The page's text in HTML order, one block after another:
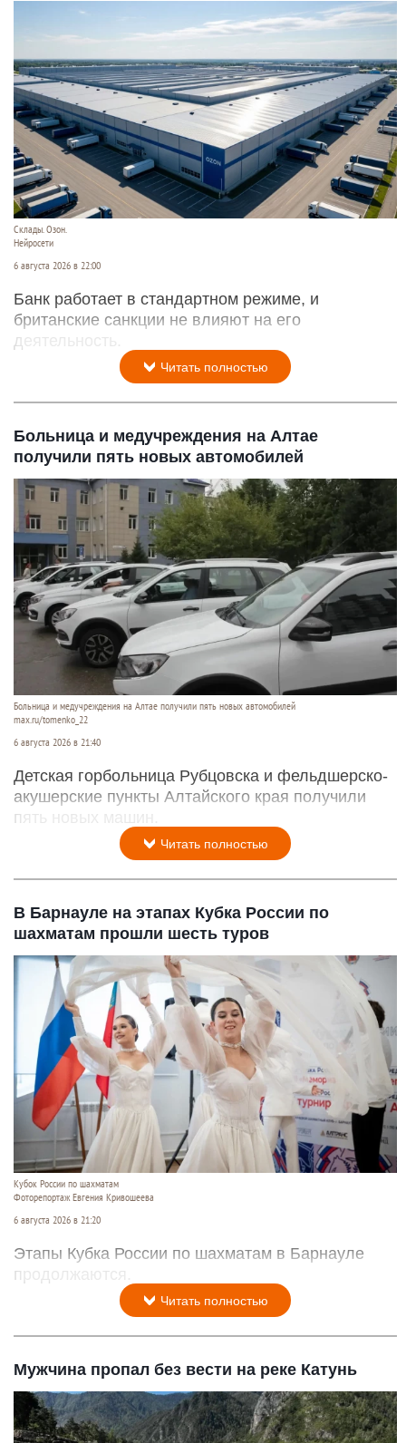
Склады. Озон.
Нейросети
6 августа 2026 в 22:00
Банк работает в стандартном режиме, и
британские санкции не влияют на его
деятельность.
Читать полностью
Больница и медучреждения на Алтае
получили пять новых автомобилей
Больница и медучреждения на Алтае получили пять новых автомобилей
max.ru/tomenko_22
6 августа 2026 в 21:40
Детская горбольница Рубцовска и фельдшерско-
акушерские пункты Алтайского края получили
пять новых машин.
Читать полностью
В Барнауле на этапах Кубка России по
шахматам прошли шесть туров
Кубок России по шахматам
Фоторепортаж Евгения Кривошеева
6 августа 2026 в 21:20
Этапы Кубка России по шахматам в Барнауле
продолжаются.
Читать полностью
Мужчина пропал без вести на реке Катунь